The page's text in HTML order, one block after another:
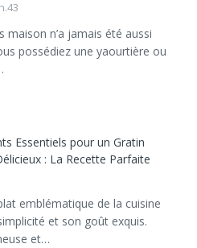
maison n’a jamais été aussi
possédiez une yaourtière ou
Essentiels pour un Gratin
: La Recette Parfaite
emblématique de la cuisine
et son goût exquis.
et…